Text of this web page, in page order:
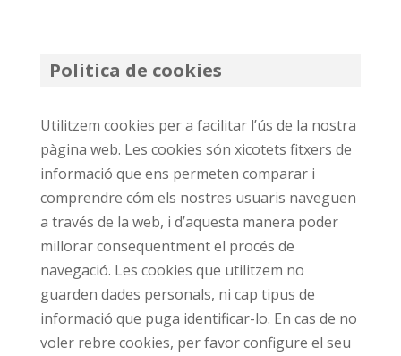
Politica de cookies
Utilitzem cookies per a facilitar l’ús de la nostra
pàgina web. Les cookies són xicotets fitxers de
informació que ens permeten comparar i
comprendre cóm els nostres usuaris naveguen
a través de la web, i d’aquesta manera poder
millorar consequentment el procés de
navegació. Les cookies que utilitzem no
guarden dades personals, ni cap tipus de
informació que puga identificar-lo. En cas de no
voler rebre cookies, per favor configure el seu